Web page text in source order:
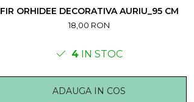
FIR ORHIDEE DECORATIVA AURIU_95 CM
18,00 RON
4IN STOC
ADAUGA IN COS